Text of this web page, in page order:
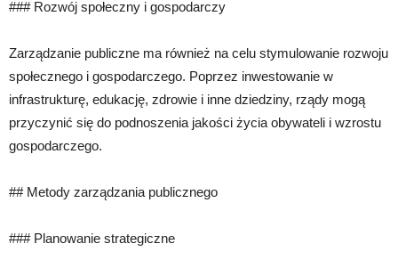
### Rozwój społeczny i gospodarczy
Zarządzanie publiczne ma również na celu stymulowanie rozwoju
społecznego i gospodarczego. Poprzez inwestowanie w
infrastrukturę, edukację, zdrowie i inne dziedziny, rządy mogą
przyczynić się do podnoszenia jakości życia obywateli i wzrostu
gospodarczego.
## Metody zarządzania publicznego
### Planowanie strategiczne